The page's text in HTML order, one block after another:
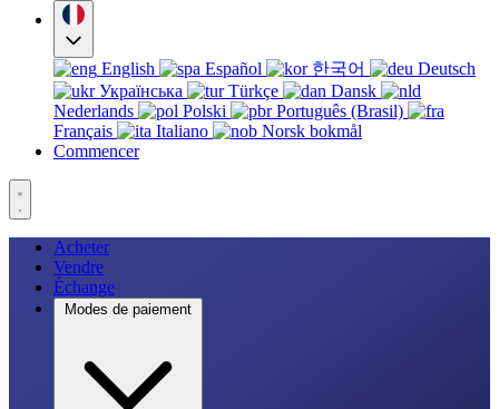
English Español 한국어
Deutsch
Українська
Türkçe
Dansk
Nederlands
Polski
Português (Brasil)
Français
Italiano
Norsk bokmål
Commencer
Acheter
Vendre
Échange
Modes de paiement